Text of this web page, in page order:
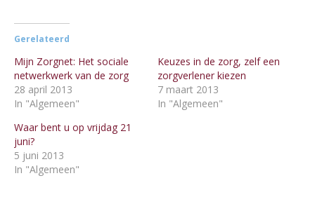
Gerelateerd
Mijn Zorgnet: Het sociale
netwerkwerk van de zorg
28 april 2013
In "Algemeen"
Keuzes in de zorg, zelf een
zorgverlener kiezen
7 maart 2013
In "Algemeen"
Waar bent u op vrijdag 21
juni?
5 juni 2013
In "Algemeen"